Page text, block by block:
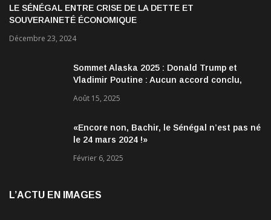
LE SÉNÉGAL ENTRE CRISE DE LA DETTE ET
SOUVERAINETÉ ÉCONOMIQUE
Décembre 23, 2024
Sommet Alaska 2025 : Donald Trump et
Vladimir Poutine : Aucun accord conclu,
encourageantes
Août 15, 2025
«Encore non, Bachir, le Sénégal n’est pas né
le 24 mars 2024 !»
Février 6, 2025
L’ACTU EN IMAGES